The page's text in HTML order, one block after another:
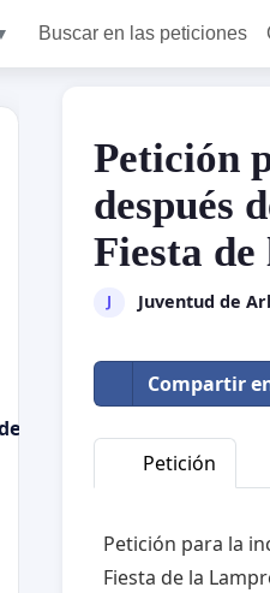
Buscar en las peticiones
Petición
después
Fiesta
J Juventud de
Compartir
Petición
Petición para la
Fiesta de la
crédito